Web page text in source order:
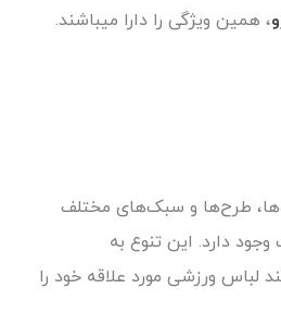
، همین ویژگی را دارا میباشند.
طرح‌ها و سبک‌های مختلف
دارد. این تنوع به
لباس ورزشی مورد علاقه خود را